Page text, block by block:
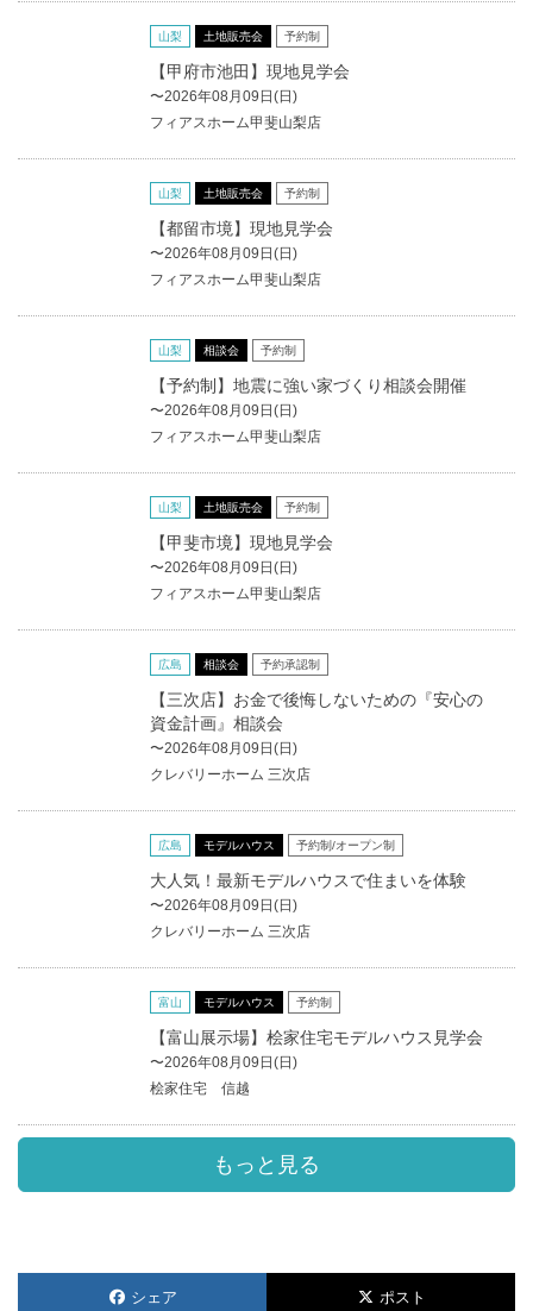
山梨 土地販売会 予約制
【甲府市池田】現地見学会
〜2026年08月09日(日)
フィアスホーム甲斐山梨店
山梨 土地販売会 予約制
【都留市境】現地見学会
〜2026年08月09日(日)
フィアスホーム甲斐山梨店
山梨 相談会 予約制
【予約制】地震に強い家づくり相談会開催
〜2026年08月09日(日)
フィアスホーム甲斐山梨店
山梨 土地販売会 予約制
【甲斐市境】現地見学会
〜2026年08月09日(日)
フィアスホーム甲斐山梨店
広島 相談会 予約承認制
【三次店】お金で後悔しないための『安心の
資金計画』相談会
〜2026年08月09日(日)
クレバリーホーム 三次店
広島 モデルハウス 予約制/オープン制
大人気！最新モデルハウスで住まいを体験
〜2026年08月09日(日)
クレバリーホーム 三次店
富山 モデルハウス 予約制
【富山展示場】桧家住宅モデルハウス見学会
〜2026年08月09日(日)
桧家住宅 信越
もっと見る
シェア ポスト